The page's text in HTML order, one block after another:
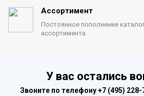
Ассортимент
Постоянное пополнение
ассортимента
У вас остались
Звоните по телефону+7 (495) 228-